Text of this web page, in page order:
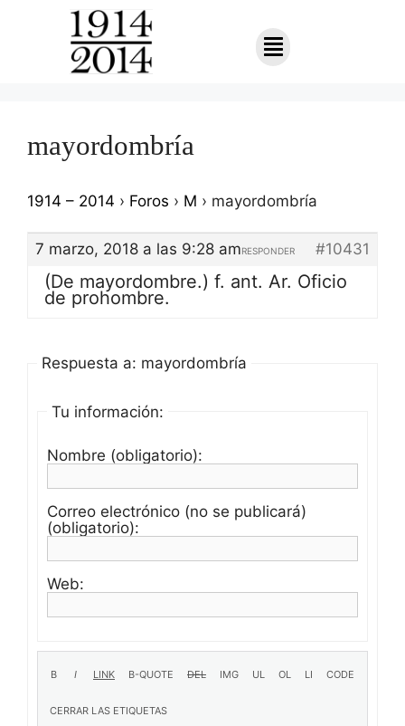
mayordombría
1914 – 2014 › Foros › M › mayordombría
7 marzo, 2018 a las 9:28 am #10431
RESPONDER
(De mayordombre.) f. ant. Ar. Oficio
de prohombre.
Respuesta a: mayordombría
Tu información:
Nombre (obligatorio):
Correo electrónico (no se publicará)
(obligatorio):
Web: